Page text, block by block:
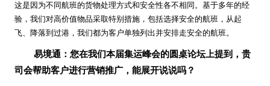
这是因为不同航班的货物处理方式和安全性各不相同。基于多年的经
验，我们对高价值物品采取特别措施，包括选择安全的航班，从起
飞、降落到过港，我们都为客户单独列出并安排走安全的航班。
易境通：您在我们本届集运峰会的圆桌论坛上提到，贵
司会帮助客户进行营销推广，能展开说说吗？